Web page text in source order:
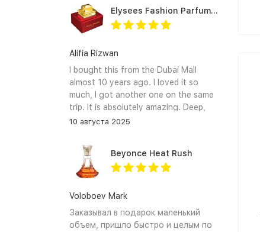
Elysees Fashion Parfums Purity Vanilla
Alifia Rizwan
I bought this from the Dubai Mall
almost 10 years ago. I loved it so
much, I got another one on the same
trip. It is absolutely amazing. Deep,
enchanting notes that linger on the
find it again.
10 августа 2025
Beyonce Heat Rush
Voloboev Mark
Заказывал в подарок маленький
объем, пришло быстро и целым по